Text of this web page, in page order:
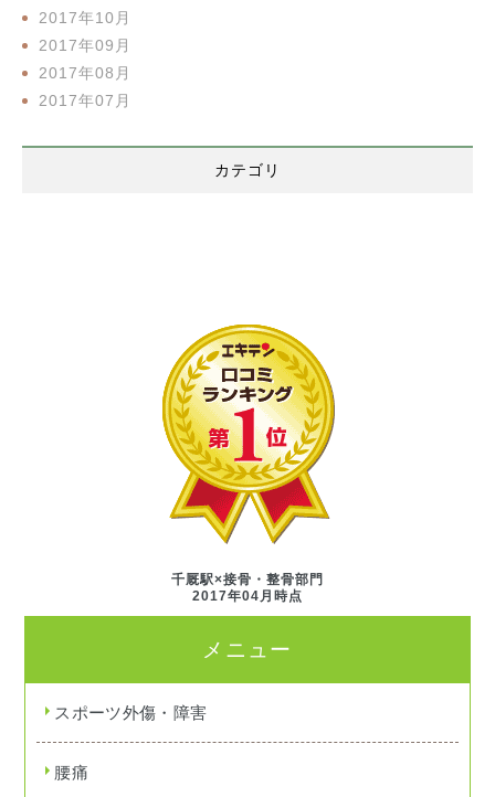
2017年10月
2017年09月
2017年08月
2017年07月
カテゴリ
千厩駅×接骨・整骨部門
2017年04月時点
メニュー
スポーツ外傷・障害
腰痛